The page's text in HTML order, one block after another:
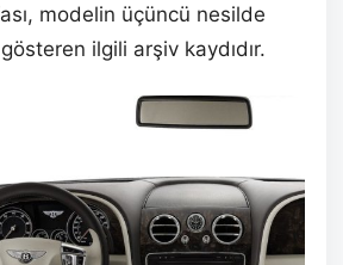
modelin üçüncü nesilde
ilgili arşiv kaydıdır.